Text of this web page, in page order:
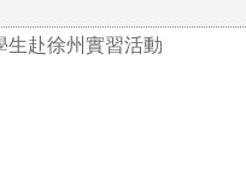
生赴徐州實習活動